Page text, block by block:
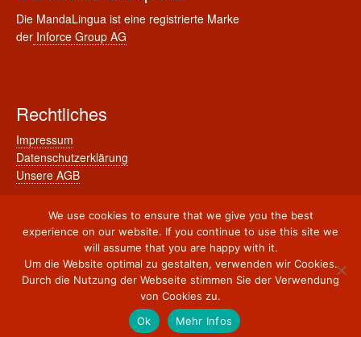
Die MandaLingua ist eine registrierte Marke
der Inforce Group AG
Rechtliches
Impressum
Datenschutzerklärung
Unsere AGB
© 2011-2026 Mandalingua
Kompetenzcenter für Chinesische Sprache, Kultur &
Business
We use cookies to ensure that we give you the best
experience on our website. If you continue to use this site we
will assume that you are happy with it.
Um die Website optimal zu gestalten, verwenden wir Cookies.
Durch die Nutzung der Webseite stimmen Sie der Verwendung
von Cookies zu.
Ok
Mehr Infos